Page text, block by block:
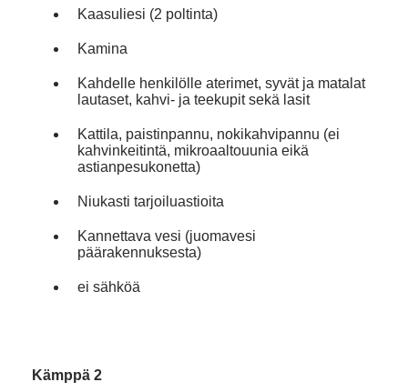
Kaasuliesi (2 poltinta)
Kamina
Kahdelle henkilölle aterimet, syvät ja matalat
lautaset, kahvi- ja teekupit sekä lasit
Kattila, paistinpannu, nokikahvipannu (ei
kahvinkeitintä, mikroaaltouunia eikä
astianpesukonetta)
Niukasti tarjoiluastioita
Kannettava vesi (juomavesi
päärakennuksesta)
ei sähköä
Kämppä 2